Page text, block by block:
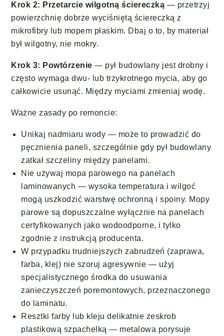
Krok 2: Przetarcie wilgotną ściereczką — przetrzyj
powierzchnię dobrze wyciśniętą ściereczką z
mikrofibry lub mopem płaskim. Dbaj o to, by materiał
był wilgotny, nie mokry.
Krok 3: Powtórzenie — pył budowlany jest drobny i
często wymaga dwu- lub trzykrotnego mycia, aby go
całkowicie usunąć. Między myciami zmieniaj wodę.
Ważne zasady po remoncie:
Unikaj nadmiaru wody — może to prowadzić do
pęcznienia paneli, szczególnie gdy pył budowlany
zatkał szczeliny między panelami.
Nie używaj mopa parowego na panelach
laminowanych — wysoka temperatura i wilgoć
mogą uszkodzić warstwę ochronną i spoiny. Mopy
parowe są dopuszczalne wyłącznie na panelach
certyfikowanych jako wodoodporne, i tylko
zgodnie z instrukcją producenta.
W przypadku trudniejszych zabrudzeń (zaprawa,
farba, klej) nie szoruj agresywnie — użyj
specjalistycznego środka do usuwania
zanieczyszczeń poremontowych, przeznaczonego
do laminatu.
Resztki farby lub kleju delikatnie zeskrob
plastikową szpachelką — metalowa porysuje